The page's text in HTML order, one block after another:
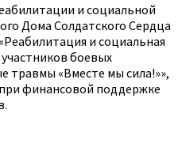
и социальной
Дома Солдатского Сердца
и социальная
боевых
травмы «Вместе мы сила!»»,
финансовой поддержке